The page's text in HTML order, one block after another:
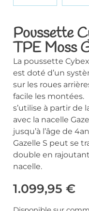
Poussette
TPE Moss
La poussette
est doté d’un
sur les roues
facile les montées.
s’utilise à partir de
avec la nacelle
jusqu’à l’âge de
Gazelle S peut se
double en
nacelle.
1.099,95 €